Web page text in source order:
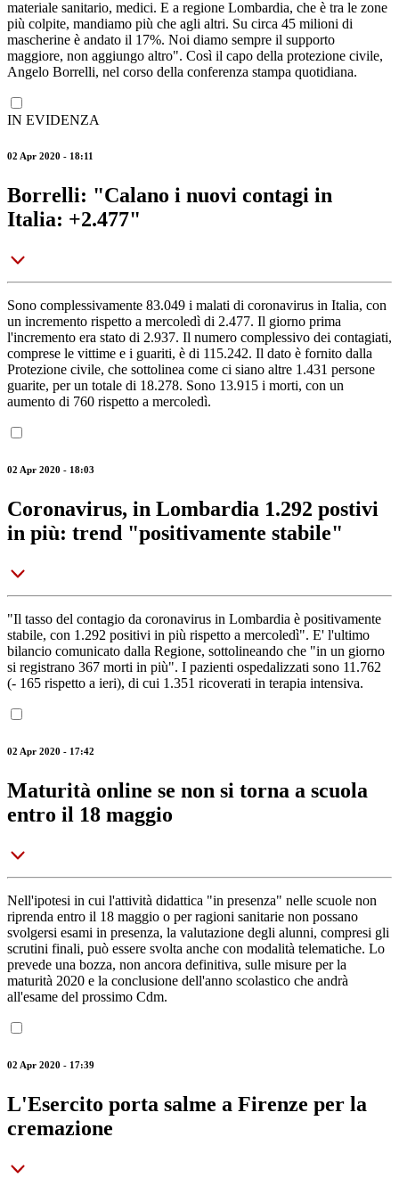
materiale sanitario, medici. E a regione Lombardia, che è tra le zone
più colpite, mandiamo più che agli altri. Su circa 45 milioni di
mascherine è andato il 17%. Noi diamo sempre il supporto
maggiore, non aggiungo altro". Così il capo della protezione civile,
Angelo Borrelli, nel corso della conferenza stampa quotidiana.
IN EVIDENZA
02 Apr 2020 - 18:11
Borrelli: "Calano i nuovi contagi in
Italia: +2.477"
Sono complessivamente 83.049 i malati di coronavirus in Italia, con
un incremento rispetto a mercoledì di 2.477. Il giorno prima
l'incremento era stato di 2.937. Il numero complessivo dei contagiati,
comprese le vittime e i guariti, è di 115.242. Il dato è fornito dalla
Protezione civile, che sottolinea come ci siano altre 1.431 persone
guarite, per un totale di 18.278. Sono 13.915 i morti, con un
aumento di 760 rispetto a mercoledì.
02 Apr 2020 - 18:03
Coronavirus, in Lombardia 1.292 postivi
in più: trend "positivamente stabile"
"Il tasso del contagio da coronavirus in Lombardia è positivamente
stabile, con 1.292 positivi in più rispetto a mercoledì". E' l'ultimo
bilancio comunicato dalla Regione, sottolineando che "in un giorno
si registrano 367 morti in più". I pazienti ospedalizzati sono 11.762
(- 165 rispetto a ieri), di cui 1.351 ricoverati in terapia intensiva.
02 Apr 2020 - 17:42
Maturità online se non si torna a scuola
entro il 18 maggio
Nell'ipotesi in cui l'attività didattica "in presenza" nelle scuole non
riprenda entro il 18 maggio o per ragioni sanitarie non possano
svolgersi esami in presenza, la valutazione degli alunni, compresi gli
scrutini finali, può essere svolta anche con modalità telematiche. Lo
prevede una bozza, non ancora definitiva, sulle misure per la
maturità 2020 e la conclusione dell'anno scolastico che andrà
all'esame del prossimo Cdm.
02 Apr 2020 - 17:39
L'Esercito porta salme a Firenze per la
cremazione